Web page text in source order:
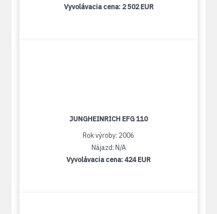
Vyvolávacia cena: 2 502 EUR
JUNGHEINRICH EFG 110
Rok výroby: 2006
Nájazd: N/A
Vyvolávacia cena:424 EUR